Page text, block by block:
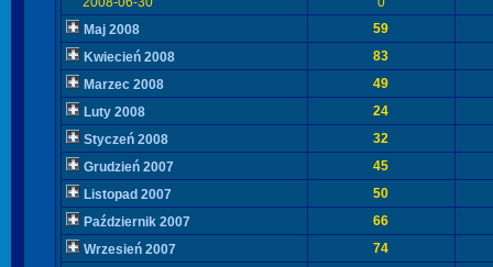
Maj 2008
59
Kwiecień 2008
83
Marzec 2008
49
Luty 2008
24
Styczeń 2008
32
Grudzień 2007
45
Listopad 2007
50
Październik 2007
66
Wrzesień 2007
74